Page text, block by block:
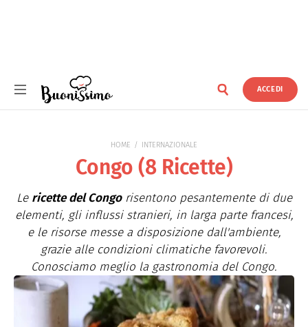
ACCEDI
HOME INTERNAZIONALE
Congo (8 Ricette)
Le ricette del Congorisentono pesantemente di due
elementi, gli influssi stranieri, in larga parte francesi,
e le risorse messe a disposizione dall'ambiente,
grazie alle condizioni climatiche favorevoli.
Conosciamo meglio la gastronomia del Congo.